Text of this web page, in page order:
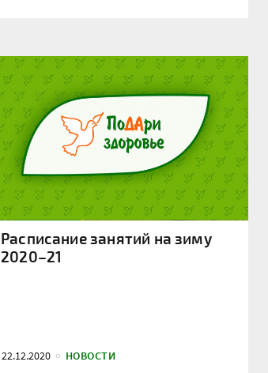
Расписание занятий на зиму
2020–21
22.12.2020 НОВОСТИ